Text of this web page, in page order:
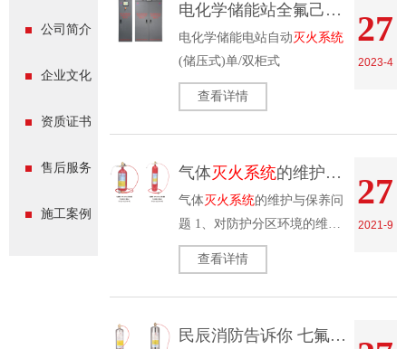
公司简介
企业文化
资质证书
售后服务
施工案例
电化学储能站全氟己酮自动
电化学储能电站自动 灭火系统
(储压式)单/双柜式
查看详情
27
2023-4
气体灭火系统的维护与保养问题
气体灭火系统的维护与保养问
题 1、对防护分区环境的维护
保养：
查看详情
27
2021-9
民辰消防告诉你 七氟丙烷气体